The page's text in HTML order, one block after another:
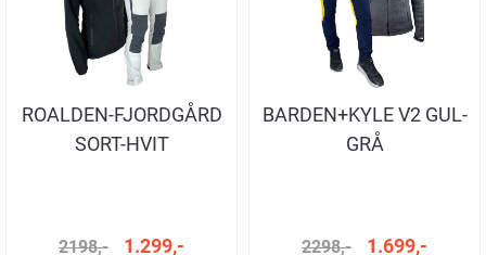
ROALDEN-FJORDGÅRD
SORT-HVIT
2198,- 1.299,-
BARDEN+KYLE V2 GUL-
GRÅ
2298,- 1.699,-